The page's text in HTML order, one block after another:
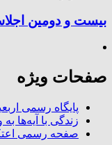
بیست و دومین
صفحات ویژه
پایگاه رسمی
زندگی با آیه‌ها
صفحه رسمی